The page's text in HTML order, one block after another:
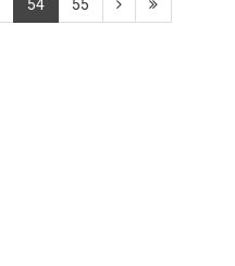
54 55